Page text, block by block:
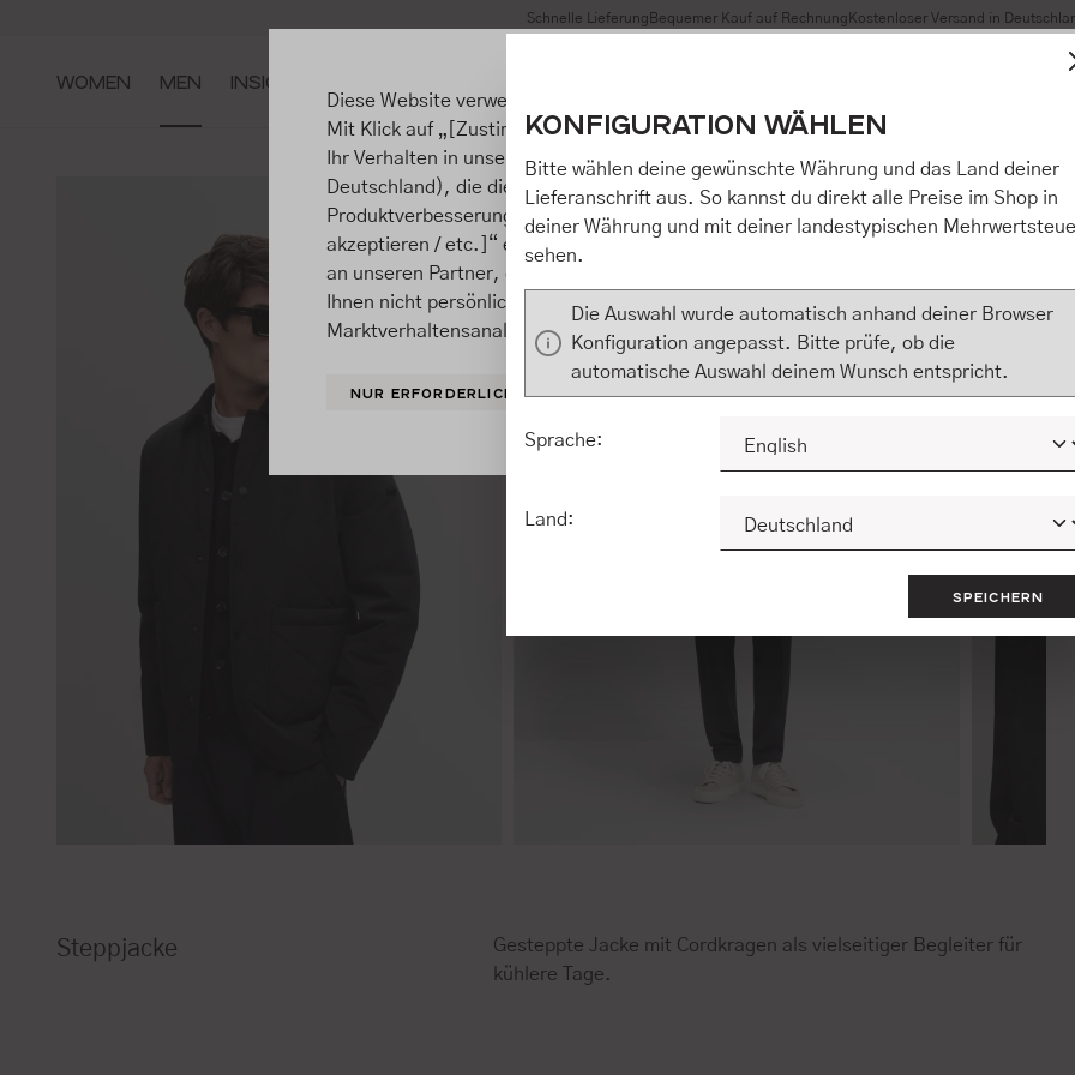
Zur Hauptnavigation springen Schnelle Lieferung Bequemer Kauf auf Rechnung Kostenloser Versand in
WOMEN MEN INSIGHTS
Steppjacke
Gesteppte Jacke mit Cordkragen als vielseitiger Begleiter für
kühlere Tage.
Diese Website verwendet Cookies, um eine bestmögliche Erfahrung bieten zu können.
Mit Klick auf „[Zustimmen / Alles akzeptieren / etc.]“ erteilen Sie Ihre Einwilligung
Ihr Verhalten in unserem Shop an unseren Partner, die shopware AG (Ebbinghoff 10,
Deutschland), die diese Daten Ihnen nicht persönlich zuordnen kann, sie aber zu
Produktverbesserungen, Marktverhaltensanalysen) verarbeiten darf. Mit Klick auf
akzeptieren / etc.]“ erteilen Sie Ihre Einwilligung auch in die Weitergabe über Ihr
an unseren Partner, die shopware AG (Ebbinghoff 10, 48624 Schöppingen,
Ihnen nicht persönlich zuordnen kann, sie aber zu eigenen Zwecken (z.B.
Marktverhaltensanalysen) verarbeiten darf.
NUR ERFORDERLICHE KONFIGURIEREN ALLE COOKIES
KONFIGURATION WÄHLEN
Bitte wählen deine gewünschte Währung und das Land deiner
Lieferanschrift aus. So kannst du direkt alle Preise im Shop in
deiner Währung und mit deiner landestypischen
sehen.
Die Auswahl wurde automatisch anhand deiner Browser
Konfiguration angepasst. Bitte prüfe, ob die
automatische Auswahl deinem Wunsch entspricht.
Sprache:
Land:
SPEICHERN